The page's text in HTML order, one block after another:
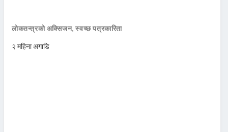
लोकतन्त्रको अक्सिजन, स्वच्छ पत्रकारिता
२ महिना अगाडि